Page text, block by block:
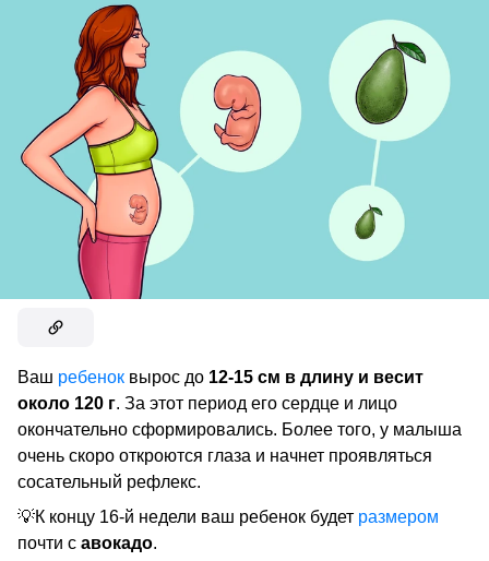
Ваш ребенок вырос до 12-15 см в длину и весит
около 120 г. За этот период его сердце и лицо
окончательно сформировались. Более того, у малыша
очень скоро откроются глаза и начнет проявляться
сосательный рефлекс.
💡К концу 16-й недели ваш ребенок будет размером
почти с авокадо.